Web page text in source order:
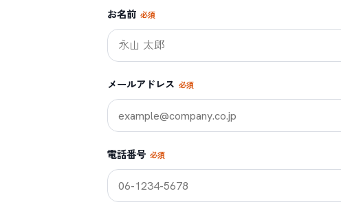
お名前 必須
メールアドレス 必須
電話番号 必須